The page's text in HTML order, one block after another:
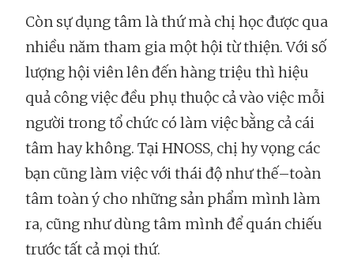
Còn sự dụng tâm là thứ mà chị học được qua
nhiều năm tham gia một hội từ thiện. Với số
lượng hội viên lên đến hàng triệu thì hiệu
quả công việc đều phụ thuộc cả vào việc mỗi
người trong tổ chức có làm việc bằng cả cái
tâm hay không. Tại HNOSS, chị hy vọng các
bạn cũng làm việc với thái độ như thế–toàn
tâm toàn ý cho những sản phẩm mình làm
ra, cũng như dùng tâm mình để quán chiếu
trước tất cả mọi thứ.